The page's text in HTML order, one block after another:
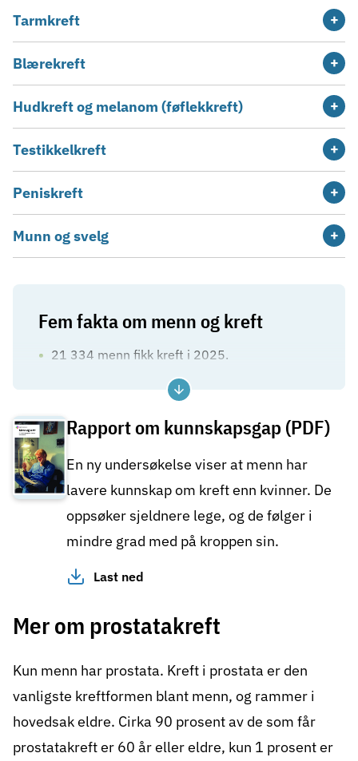
Tarmkreft
Blærekreft
Hudkreft og melanom (føflekkreft)
Testikkelkreft
Peniskreft
Munn og svelg
Fem fakta om menn og kreft
21 334 menn fikk kreft i 2025.
Flere menn enn kvinner får kreft, og de fleste
kreftformer rammer menn oftere enn kvinner.
Det skyldes en kombinasjon av genetikk og
biologi, livsstil og
kreftfremkallende faktorer på jobb.
Sykdommen har også oftere kommet lenger
når den oppdages hos menn. Tidlig
oppdagelse gir som regel lettere og kortere
behandling, og større muligheter for å bli frisk.
Ikke utsett å oppsøke lege om du merker
Kreft rammer flest voksne og eldre. 93 % av
menn som fikk kreft i 2025 var over 50 år på
diagnosetidspunktet, mens 6 % var mellom
25 og 49 år.
De fem vanligste kreftformene blant menn er
prostatakreft (5340), tarmkreft (2491),
lungekreft (1659), blærekreft (1434), hudkreft
Rapport om kunnskapsgap (PDF)
En ny undersøkelse viser at menn har
lavere kunnskap om kreft enn kvinner. De
oppsøker sjeldnere lege, og de følger i
mindre grad med på kroppen sin.
Last ned
Mer om prostatakreft
Kun menn har prostata. Kreft i prostataer den
vanligste kreftformen blant menn, og rammer i
hovedsak eldre. Cirka 90 prosent av de som får
prostatakreft er 60 år eller eldre, kun 1 prosent er